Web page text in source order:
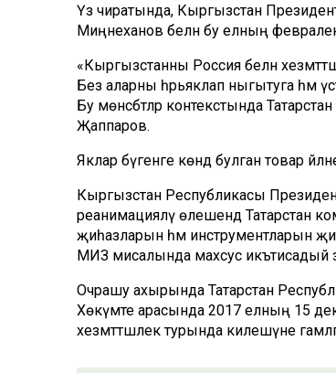
Үз чиратында, Кыргызстан
Миңнеханов белән бу елның
«Кыргызстанны Россия белән
Без аларны һәрьяклап ныгытуга һәм
Бу мөнәсәбәтләр контекстында
Җаппаров.
Яклар бүгенге көндә булган товар
Кыргызстан Республикасы
реанимацияләү өлешендә Татарстан
җиһазларын һәм инструментларын
МИЗ мисалында махсус икътисадый
Очрашу ахырында Татарстан
Хөкүмәте арасында 2017 елның 15
хезмәттәшлек турында килешүне